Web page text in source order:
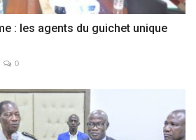
: les agents du guichet unique
0